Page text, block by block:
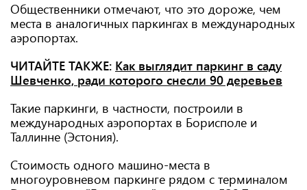
Общественники отмечают, что это дороже, чем
места в аналогичных паркингах в международных
аэропортах.
ЧИТАЙТЕ ТАКЖЕ: Как выглядит паркинг в саду
Шевченко, ради которого снесли 90 деревьев
Такие паркинги, в частности, построили в
международных аэропортах в Борисполе и
Таллинне (Эстония).
Стоимость одного машино-места в
многоуровневом паркинге рядом с терминалом